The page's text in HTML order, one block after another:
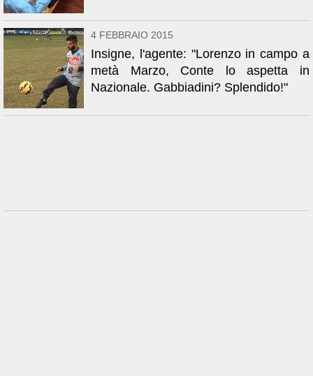
4 FEBBRAIO 2015
Insigne, l'agente: "Lorenzo in campo a
metà Marzo, Conte lo aspetta in
Nazionale. Gabbiadini? Splendido!"